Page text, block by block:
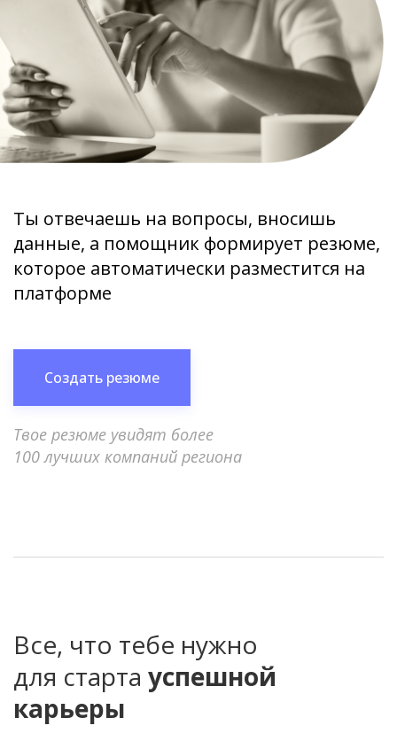
Ты отвечаешь на вопросы, вносишь
данные, а помощник формирует резюме,
которое автоматически разместится на
платформе
Создать резюме
Твое резюме увидят более
100 лучших компаний региона
Все, что тебе нужно
для старта успешной
карьеры